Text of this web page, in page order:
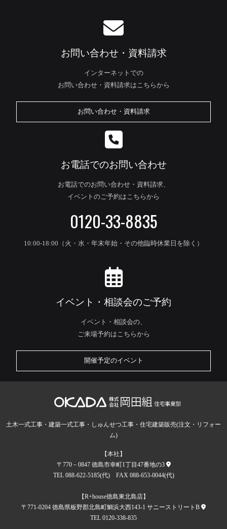
お問い合わせ・資料請求
インターネットでの
お問い合わせ・資料請求はこちらから
お問い合わせ・資料請求
お電話でのお問い合わせ
お電話でのお問い合わせ・資料請求、
イベントのご予約はこちらから
0120-33-8835
10:00-18:00（火・水・年末年始・その他臨時休業日を除く）
イベント・相談会のご予約
イベント・相談会の、
ご来場予約はこちらから
開催予定のイベント
土木一式工事・建築一式工事・しゅんせつ工事・住宅建築販売(注文・リフォー
ム)
【本社】
〒770－0847 徳島市幸町1丁目47番地の3
TEL 088-622-5185(代) FAX 088-653-0044(代)
【R+house徳島東北島店】
〒771-0204 徳島県板野郡北島町鯛浜大西143-1 サニーストリートB
TEL 0120-338-835